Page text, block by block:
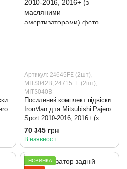
Артикул: 24645FE (2шт),
MITS042B, 24715FE (2шт),
MITS040B
Посилений комплект підвіски
IronMan для Mitsubishi Pajero
Sport 2010-2016, 2016+ (з
масляними амортизаторами)
70 345 грн
В наявності
НОВИНКА